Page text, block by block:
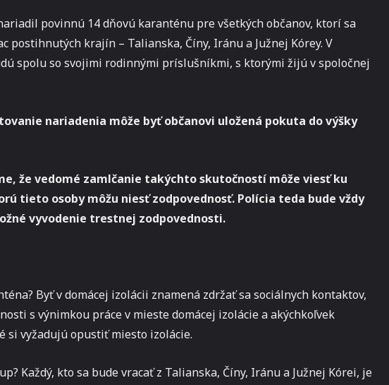
povinnú 14 dňovú karanténu pre všetkých občanov, ktorí sa
postihnutých krajín – Talianska, Číny, Iránu a Južnej Kórey. V
spolu so svojimi rodinnými príslušníkmi, s ktorými žijúv spoločnej
nariadenia môže byť občanovi uložená pokuta do výšky
že vedomé zamlčanie takýchto skutočností môže viesť ku
tieto osoby môžu niesť zodpovednosť. Polícia teda bude vždy
vyvodenie trestnej zodpovednosti.
Byť v domácej izolácii znamená zdržať sa sociálnych kontaktov,
s výnimkou práce v mieste domácej izolácie a akýchkoľvek
si vyžadujú opustiť miesto izolácie.
Každý, kto sa bude vracať z Talianska, Číny, Iránu a Južnej Kórei, je